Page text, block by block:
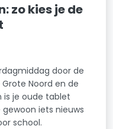
zo kies je de
door de
Noord en de
is je oude tablet
iets nieuws
school.